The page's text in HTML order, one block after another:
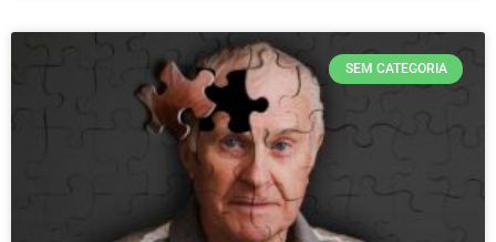
SEM CATEGORIA